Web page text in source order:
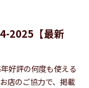
2025【最新
好評の何度も使える
店のご協力で、掲載